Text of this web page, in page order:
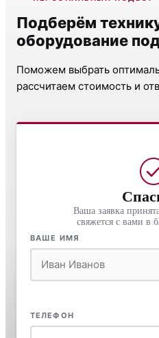
Подберём
оборудование
Поможем выбрать
рассчитаем стоимость и
Ваша заявка
свяжется с вами в
ВАШЕ ИМЯ
ТЕЛЕФОН